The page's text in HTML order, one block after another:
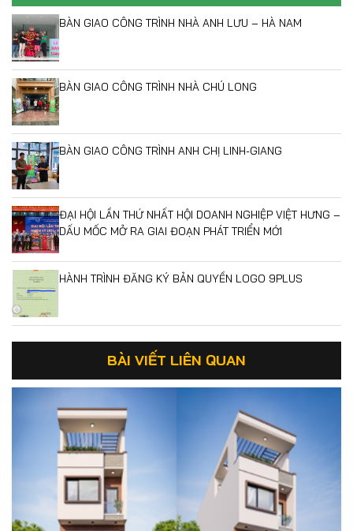
BÀN GIAO CÔNG TRÌNH NHÀ ANH LƯU – HÀ NAM
BÀN GIAO CÔNG TRÌNH NHÀ CHÚ LONG
BÀN GIAO CÔNG TRÌNH ANH CHỊ LINH-GIANG
ĐẠI HỘI LẦN THỨ NHẤT HỘI DOANH NGHIỆP VIỆT HƯNG –
DẤU MỐC MỞ RA GIAI ĐOẠN PHÁT TRIỂN MỚI
HÀNH TRÌNH ĐĂNG KÝ BẢN QUYỀN LOGO 9PLUS
BÀI VIẾT LIÊN QUAN